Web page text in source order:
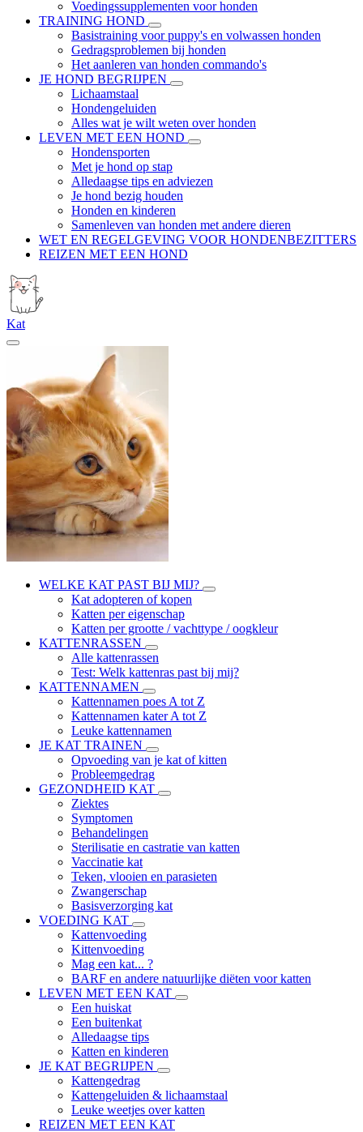
Voedingssupplementen voor honden
TRAINING HOND
Basistraining voor puppy's en volwassen honden
Gedragsproblemen bij honden
Het aanleren van honden commando's
JE HOND BEGRIJPEN
Lichaamstaal
Hondengeluiden
Alles wat je wilt weten over honden
LEVEN MET EEN HOND
Hondensporten
Met je hond op stap
Alledaagse tips en adviezen
Je hond bezig houden
Honden en kinderen
Samenleven van honden met andere dieren
WET EN REGELGEVING VOOR HONDENBEZITTERS
REIZEN MET EEN HOND
Kat
WELKE KAT PAST BIJ MIJ?
Kat adopteren of kopen
Katten per eigenschap
Katten per grootte / vachttype / oogkleur
KATTENRASSEN
Alle kattenrassen
Test: Welk kattenras past bij mij?
KATTENNAMEN
Kattennamen poes A tot Z
Kattennamen kater A tot Z
Leuke kattennamen
JE KAT TRAINEN
Opvoeding van je kat of kitten
Probleemgedrag
GEZONDHEID KAT
Ziektes
Symptomen
Behandelingen
Sterilisatie en castratie van katten
Vaccinatie kat
Teken, vlooien en parasieten
Zwangerschap
Basisverzorging kat
VOEDING KAT
Kattenvoeding
Kittenvoeding
Mag een kat... ?
BARF en andere natuurlijke diëten voor katten
LEVEN MET EEN KAT
Een huiskat
Een buitenkat
Alledaagse tips
Katten en kinderen
JE KAT BEGRIJPEN
Kattengedrag
Kattengeluiden & lichaamstaal
Leuke weetjes over katten
REIZEN MET EEN KAT